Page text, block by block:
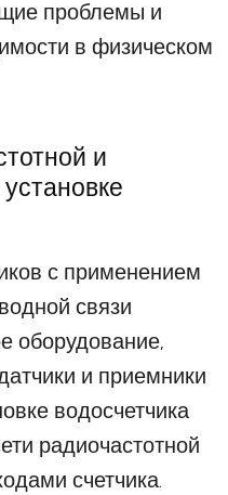
проблемы и
в физическом
и
с применением
связи
оборудование,
и приемники
водосчетчика
радиочастотной
счетчика.